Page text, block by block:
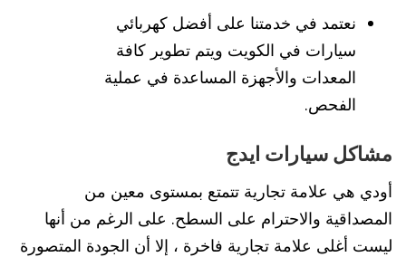
نعتمد في خدمتنا على أفضل كهربائي
سيارات في الكويت ويتم تطوير كافة
المعدات والأجهزة المساعدة في عملية
الفحص.
مشاكل سيارات ايدج
أودي هي علامة تجارية تتمتع بمستوى معين من
المصداقية والاحترام على السطح. على الرغم من أنها
ليست أغلى علامة تجارية فاخرة ، إلا أن الجودة المتصورة